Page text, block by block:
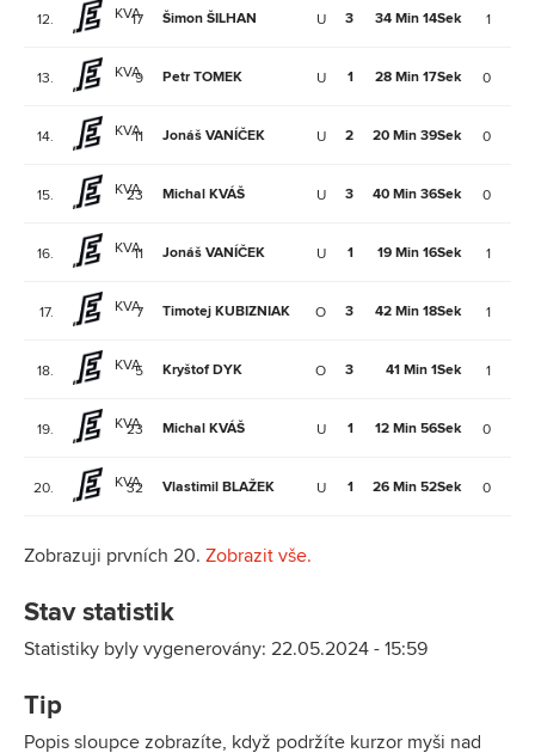
12. KVA
17 Šimon ŠILHAN U 3 34 Min 14Sek 1
13. KVA9 Petr TOMEK U 1 28 Min 17Sek 0
14. KVA11 Jonáš VANÍČEK U 2 20 Min 39Sek 0
15. KVA
23 Michal KVÁŠ U 3 40 Min 36Sek 0
16. KVA11 Jonáš VANÍČEK U 1 19 Min 16Sek 1
17. KVA7 Timotej KUBIZNIAK O 3 42 Min 18Sek 1
18. KVA5 Kryštof DYK O 3 41 Min 1Sek 1
19. KVA
23 Michal KVÁŠ U 1 12 Min 56Sek 0
20. KVA
32 Vlastimil BLAŽEK U 1 26 Min 52Sek 0
Zobrazuji prvních 20. Zobrazit vše.
Stav statistik
Statistiky byly vygenerovány: 22.05.2024 - 15:59
Tip
Popis sloupce zobrazíte, když podržíte kurzor myši nad